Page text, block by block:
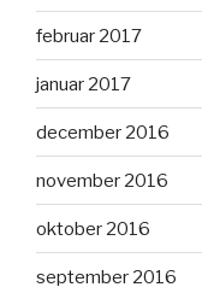
februar 2017
januar 2017
december 2016
november 2016
oktober 2016
september 2016